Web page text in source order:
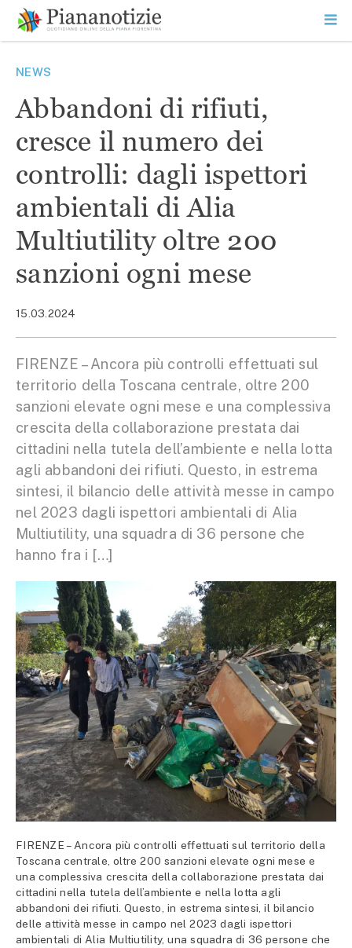
contenuto
SEARCH
NEWS
Abbandoni di rifiuti,
cresce il numero dei
controlli: dagli ispettori
ambientali di Alia
Multiutility oltre 200
sanzioni ogni mese
15.03.2024
FIRENZE – Ancora più controlli effettuati sul
territorio della Toscana centrale, oltre 200
sanzioni elevate ogni mese e una complessiva
crescita della collaborazione prestata dai
cittadini nella tutela dell’ambiente e nella lotta
agli abbandoni dei rifiuti. Questo, in estrema
sintesi, il bilancio delle attività messe in campo
nel 2023 dagli ispettori ambientali di Alia
Multiutility, una squadra di 36 persone che
hanno fra i […]
FIRENZE – Ancora più controlli effettuati sul territorio della
Toscana centrale, oltre 200 sanzioni elevate ogni mese e
una complessiva crescita della collaborazione prestata dai
cittadini nella tutela dell’ambiente e nella lotta agli
abbandoni dei rifiuti. Questo, in estrema sintesi, il bilancio
delle attività messe in campo nel 2023 dagli ispettori
ambientali di Alia Multiutility, una squadra di 36 persone che